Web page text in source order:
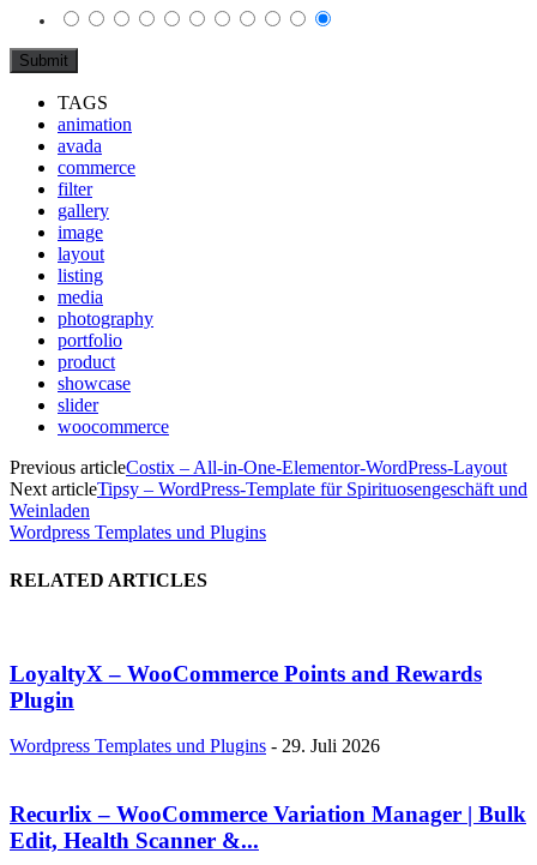
TAGS
animation
avada
commerce
filter
gallery
image
layout
listing
media
photography
portfolio
product
showcase
slider
woocommerce
Previous articleCostix – All-in-One-Elementor-WordPress-Layout
Next articleTipsy – WordPress-Template für Spirituosengeschäft und
Weinladen
Wordpress Templates und Plugins
RELATED ARTICLES
LoyaltyX – WooCommerce Points and Rewards
Plugin
Wordpress Templates und Plugins - 29. Juli 2026
Recurlix – WooCommerce Variation Manager | Bulk
Edit, Health Scanner &...